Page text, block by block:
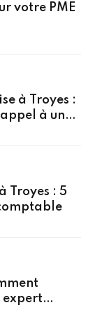
votre PME
à Troyes :
à un
Troyes : 5
expert